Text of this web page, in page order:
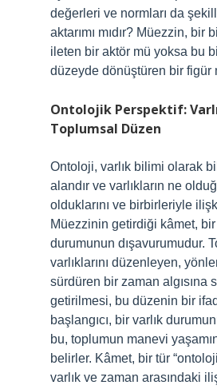
değerleri ve normları da
aktarımı mıdır? Müezzin, bir
ileten bir aktör mü yoksa bu
düzeyde dönüştüren bir figür
Ontolojik Perspektif:
Toplumsal Düzen
Ontoloji, varlık bilimi olarak
alandır ve varlıkların ne
olduklarını ve birbirleriyle
Müezzinin getirdiği kâmet, bir
durumunun dışavurumudur.
varlıklarını düzenleyen,
sürdüren bir zaman algısına
getirilmesi, bu düzenin bir
başlangıcı, bir varlık
bu, toplumun manevi
belirler. Kâmet, bir tür
varlık ve zaman arasındaki